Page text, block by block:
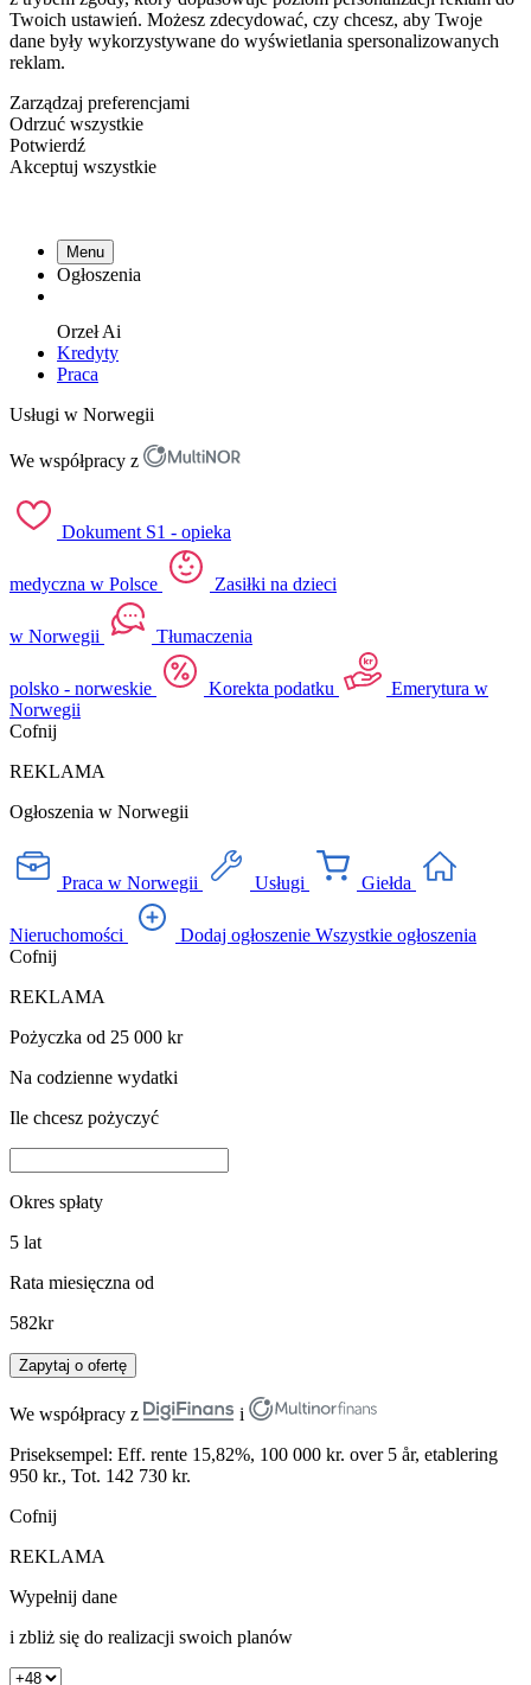
Twoich ustawień. Możesz zdecydować, czy chcesz, aby Twoje
dane były wykorzystywane do wyświetlania spersonalizowanych
reklam.
Zarządzaj preferencjami
Odrzuć wszystkie
Potwierdź
Akceptuj wszystkie
Menu
Ogłoszenia
OrzełAi
Kredyty
Praca
Usługi w Norwegii
We współpracy z
Dokument S1 - opieka
medyczna w Polsce Zasiłki na dzieci
w Norwegii Tłumaczenia
polsko - norweskie Korekta podatku
Emerytura w
Norwegii
Cofnij
REKLAMA
Ogłoszenia w Norwegii
Praca w Norwegii Usługi Giełda
Nieruchomości Dodaj ogłoszenie Wszystkie ogłoszenia
Cofnij
REKLAMA
Pożyczka od 25 000 kr
Na codzienne wydatki
Ile chcesz pożyczyć
Okres spłaty
5 lat
Rata miesięczna od
582kr
Zapytaj o ofertę
We współpracy z
i
Priseksempel: Eff. rente 15,82%, 100 000 kr. over 5 år, etablering
950 kr., Tot. 142 730 kr.
Cofnij
REKLAMA
Wypełnij dane
i zbliż się do realizacji swoich planów